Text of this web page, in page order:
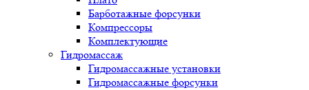
Барботажные форсунки
Компрессоры
Комплектующие
Гидромассаж
Гидромассажные установки
Гидромассажные форсунки